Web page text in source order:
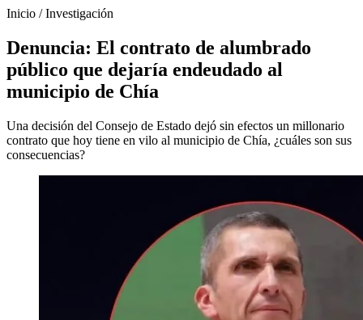
Inicio /Investigación
Denuncia: El contrato de alumbrado
público que dejaría endeudado al
municipio de Chía
Una decisión del Consejo de Estado dejó sin efectos un millonario
contrato que hoy tiene en vilo al municipio de Chía, ¿cuáles son sus
consecuencias?